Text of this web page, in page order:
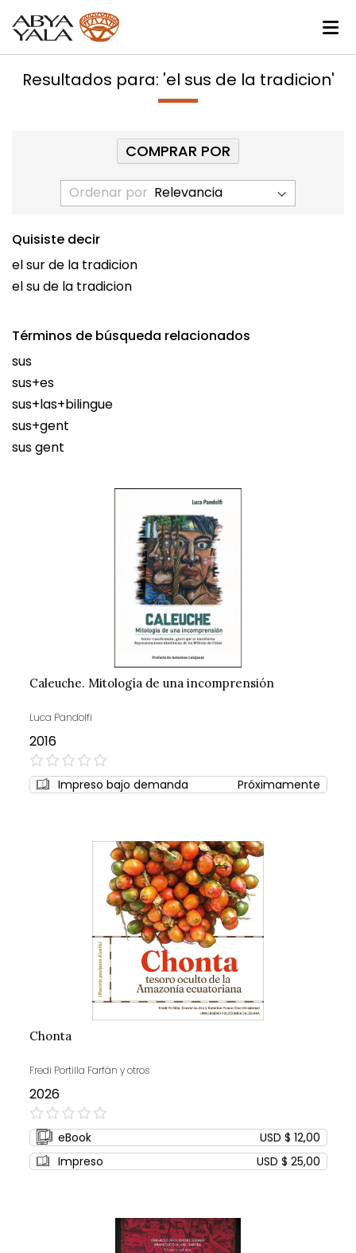
Resultados para: 'el sus de la tradicion'
Ordenar por
Quisiste decir
el sur de la tradicion
el su de la tradicion
Términos de búsqueda relacionados
sus
sus+es
sus+las+bilingue
sus+gent
sus gent
Caleuche. Mitología de una incomprensión
Luca Pandolfi
2016
0%
Impreso bajo demanda Próximamente
Chonta
Fredi Portilla Farfán y otros
2026
0%
eBook
USD $ 12,00
Impreso
USD $ 25,00
COMPRAR POR